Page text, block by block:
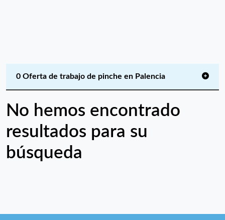
0 Oferta de trabajo de pinche en Palencia
No hemos encontrado
resultados para su
búsqueda